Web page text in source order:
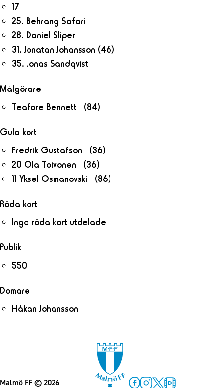
17
25. Behrang Safari
28. Daniel Sliper
31. Jonatan Johansson (46)
35. Jonas Sandqvist
Målgörare
Teafore Bennett (84)
Gula kort
Fredrik Gustafson (36)
20 Ola Toivonen (36)
11 Yksel Osmanovski (86)
Röda kort
Inga röda kort utdelade
Publik
550
Domare
Håkan Johansson
Malmö FF© 2026